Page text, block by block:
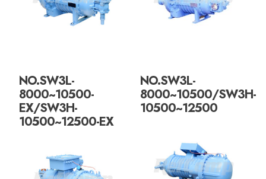
NO.SW3L-
8000~10500-
EX/SW3H-
10500~12500-EX
NO.SW3L-
8000~10500/SW3H-
10500~12500